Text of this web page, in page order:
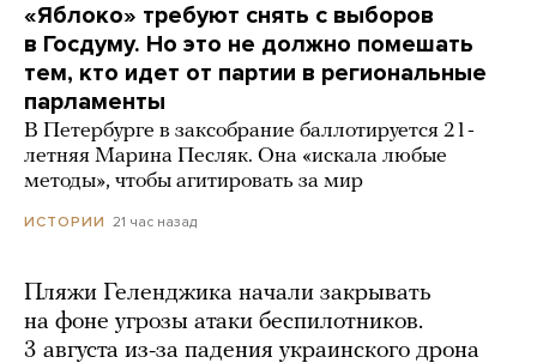
«Яблоко» требуют снять с выборов
в Госдуму. Но это не должно помешать
тем, кто идет от партии в региональные
парламенты
В Петербурге в заксобрание баллотируется 21-
летняя Марина Песляк. Она «искала любые
методы», чтобы агитировать за мир
ИСТОРИИ 21 час назад
Пляжи Геленджика начали закрывать
на фоне угрозы атаки беспилотников.
3 августа из-за падения украинского дрона